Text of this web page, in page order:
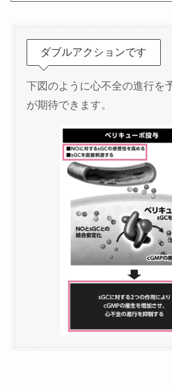
ダブルアクションです
下図のように心不全の進行を
が期待できます。